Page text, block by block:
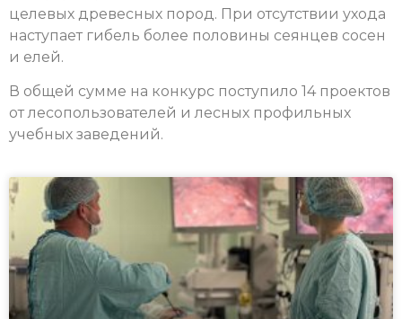
целевых древесных пород. При отсутствии ухода
наступает гибель более половины сеянцев сосен
и елей.
В общей сумме на конкурс поступило 14 проектов
от лесопользователей и лесных профильных
учебных заведений.